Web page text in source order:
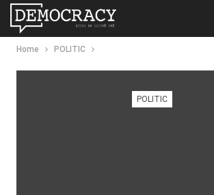
Home POLITIC
POLITIC